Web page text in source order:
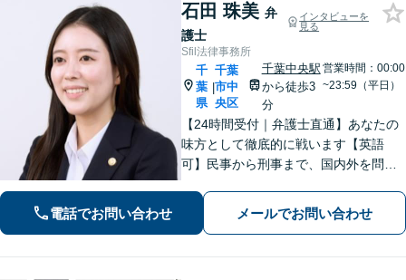
石田 珠美 弁
護士
インタビューを
見る
Sfil法律事務所
千
葉
県
|
千葉
市中
央区
千葉中央駅
から徒歩3
分
営業時間：00:00
~23:59（平日）
【24時間受付｜弁護士直通】あなたの
味方として徹底的に戦います【英語
可】民事から刑事まで、国内外を問わ
タル証拠・資産対応】ソーシャルワー
カー兼司法書士と連携【法テラス・WE
電話でお問い合わせ メールでお問い合わせ